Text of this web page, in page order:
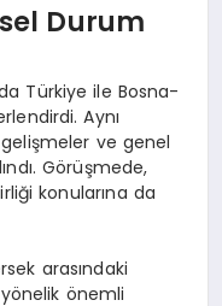
Durum
Türkiye ile Bosna-
Aynı
ve genel
Görüşmede,
konularına da
arasındaki
önemli